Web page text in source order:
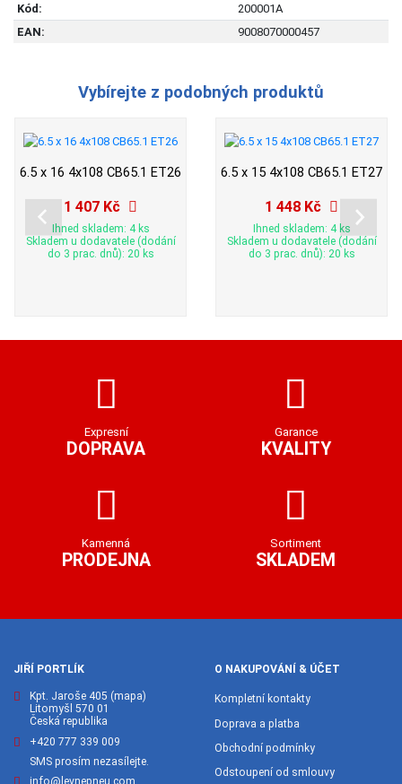
Kód:
200001A
EAN:
9008070000457
Vybírejte z podobných produktů
6.5 x 16 4x108 CB65.1 ET26
1 407 Kč
Ihned skladem: 4 ks
Skladem u dodavatele (dodání
do 3 prac. dnů): 20 ks
6.5 x 15 4x108 CB65.1 ET27
1 448 Kč
Ihned skladem: 4 ks
Skladem u dodavatele (dodání
do 3 prac. dnů): 20 ks
Expresní
DOPRAVA
Garance
KVALITY
Kamenná
PRODEJNA
Sortiment
SKLADEM
JIŘÍ PORTLÍK
Kpt. Jaroše 405 (mapa)
Litomyšl 570 01
Česká republika
+420 777 339 009
SMS prosím nezasílejte.
info@levnepneu.com
O NAKUPOVÁNÍ & ÚČET
Kompletní kontakty
Doprava a platba
Obchodní podmínky
Odstoupení od smlouvy